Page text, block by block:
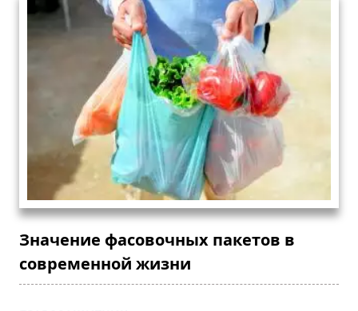
Значение фасовочных пакетов в
современной жизни